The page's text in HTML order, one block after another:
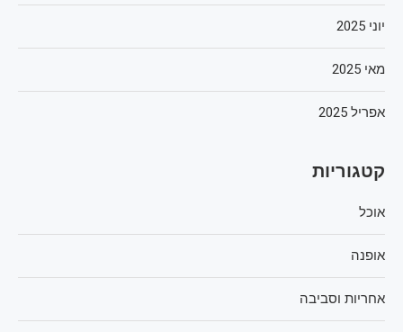
יוני 2025
מאי 2025
אפריל 2025
קטגוריות
אוכל
אופנה
אחריות וסביבה